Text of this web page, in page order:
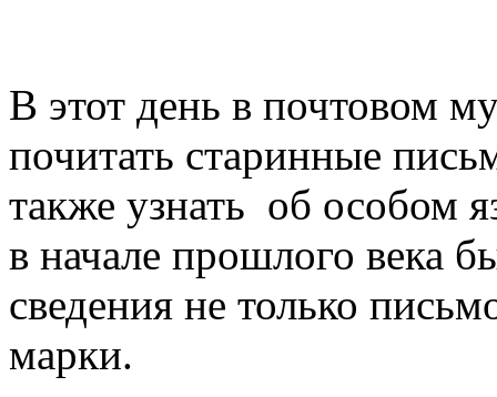
В этот день в почтовом
почитать старинные
также узнать об особом
в начале прошлого века
сведения не только
марки.